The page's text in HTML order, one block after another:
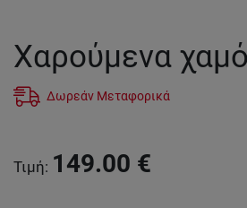
Χαρούμενα
Δωρεάν Μεταφορικά
Τιμή: 149.00 €